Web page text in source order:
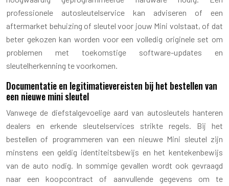
professionele autosleutelservice kan adviseren of een
aftermarket behuizing of sleutel voor jouw Mini volstaat, of dat
beter gekozen kan worden voor een volledig originele set om
problemen met toekomstige software-updates en
sleutelherkenning te voorkomen.
Documentatie en legitimatievereisten bij het bestellen van
een nieuwe mini sleutel
Vanwege de diefstalgevoelige aard van autosleutels hanteren
dealers en erkende sleutelservices strikte regels. Bij het
bestellen of programmeren van een nieuwe Mini sleutel zijn
minstens een geldig identiteitsbewijs en het kentekenbewijs
van de auto nodig. In sommige gevallen wordt ook gevraagd
naar een koopcontract of aanvullende gegevens om te